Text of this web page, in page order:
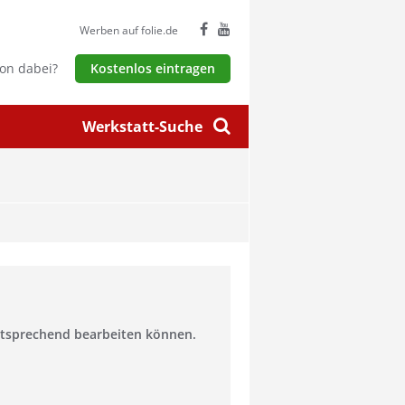
Werkstatt-Suche
Werben auf folie.de
dabei? Kostenlos eintragen
bearbeiten können.